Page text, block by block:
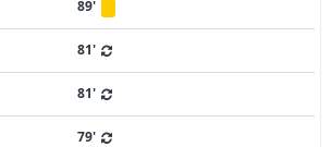
89'
81'
81'
79'